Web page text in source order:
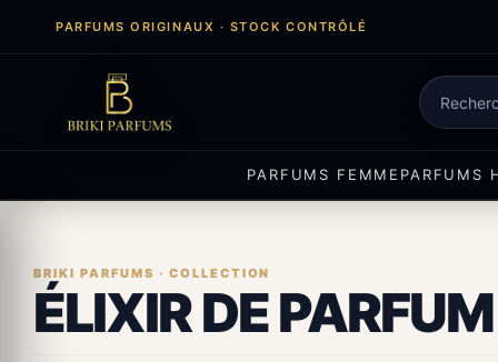
PARFUMS ORIGINAUX · STOCK CONTRÔLÉ
Recherche
de
produits
PARFUMS FEMME PARFUMS
ÉLIXIR DE PARFUM